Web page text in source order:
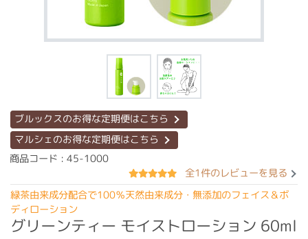
ブルックスのお得な定期便はこちら
マルシェのお得な定期便はこちら
商品コード : 45-1000
全1件のレビューを見る
緑茶由来成分配合で100％天然由来成分・無添加のフェイス＆ボ
ディローション
グリーンティー モイストローション 60ml